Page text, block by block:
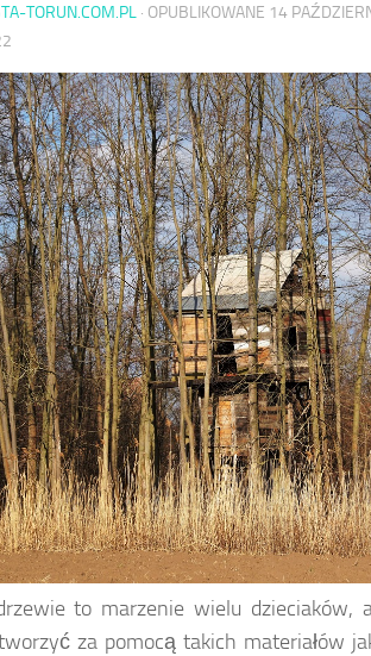
TORUN.COM.PL · OPUBLIKOWANE 14
to marzenie wielu dzieciaków,
za pomocą takich materiałów